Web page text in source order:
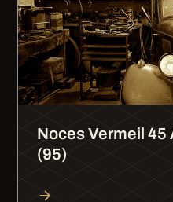
Noces Vermeil 45
(95)